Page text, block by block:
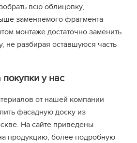
всю облицовку,
заменяемого фрагмента
монтаже достаточно заменить
не разбирая оставшуюся часть
у нас
от нашей компании
фасадную доску из
На сайте приведены
продукцию, более подробную